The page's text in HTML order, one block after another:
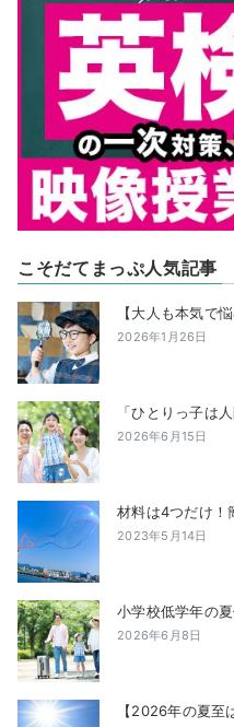
こそだてまっぷ人気記事
【大人も本気で
2026年1月26日
「ひとりっ子は
2026年6月15日
材料は4つだけ！
2023年5月14日
小学校低学年の
2026年6月8日
【2026年の夏